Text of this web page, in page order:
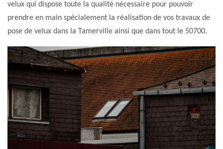
velux qui dispose toute la qualité nécessaire pour pouvoir
prendre en main spécialement la réalisation de vos travaux de
pose de velux dans la Tamerville ainsi que dans tout le 50700.